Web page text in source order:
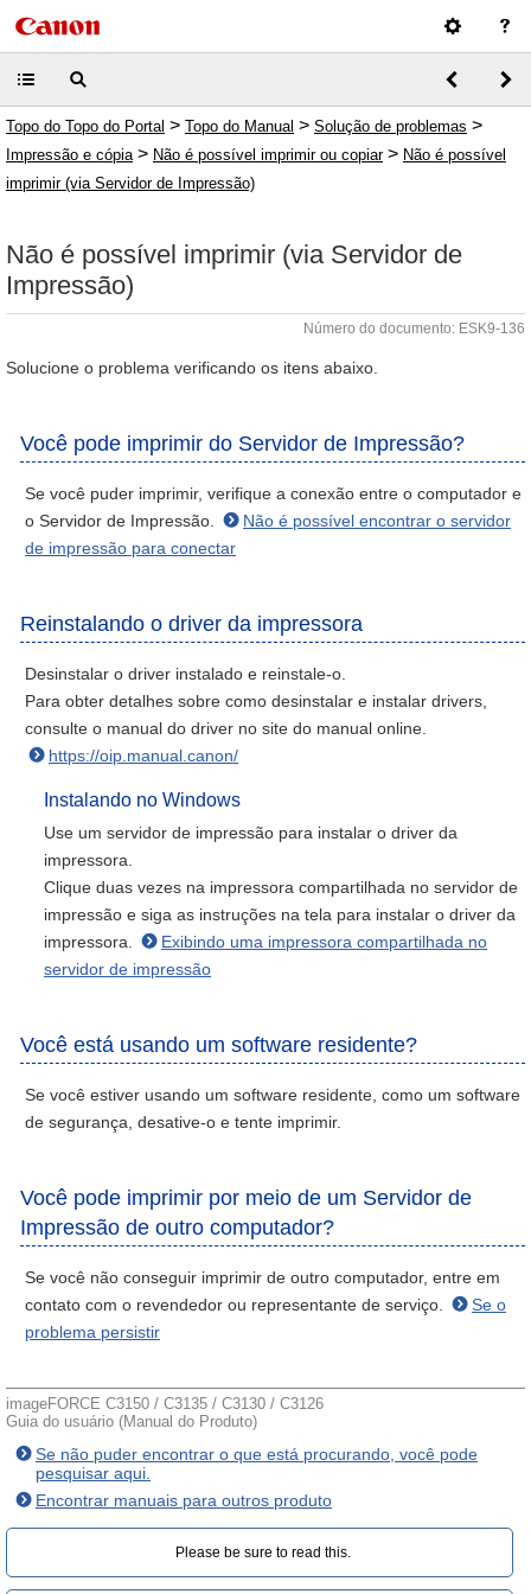
Topo do Topo do Portal > Topo do Manual > Solução de problemas >
Impressão e cópia > Não é possível imprimir ou copiar> Não é possível
imprimir (via Servidor de Impressão)
Não é possível imprimir (via Servidor de
Impressão)
Número do documento: ESK9-136
Solucione o problema verificando os itens abaixo.
Você pode imprimir do Servidor de Impressão?
Se você puder imprimir, verifique a conexão entre o computador e
o Servidor de Impressão.
Não é possível encontrar o servidor
de impressão para conectar
Reinstalando o driver da impressora
Desinstalar o driver instalado e reinstale-o.
Para obter detalhes sobre como desinstalar e instalar drivers,
consulte o manual do driver no site do manual online.
https://oip.manual.canon/
Instalando no Windows
Use um servidor de impressão para instalar o driver da
impressora.
Clique duas vezes na impressora compartilhada no servidor de
impressão e siga as instruções na tela para instalar o driver da
impressora.
Exibindo uma impressora compartilhada no
servidor de impressão
Você está usando um software residente?
Se você estiver usando um software residente, como um software
de segurança, desative-o e tente imprimir.
Você pode imprimir por meio de um Servidor de
Impressão de outro computador?
Se você não conseguir imprimir de outro computador, entre em
contato com o revendedor ou representante de serviço.
Se o
problema persistir
imageFORCE C3150 / C3135 / C3130 / C3126
Guia do usuário (Manual do Produto)
Se não puder encontrar o que está procurando, você pode
pesquisar aqui.
Encontrar manuais para outros produto
Please be sure to read this.‎